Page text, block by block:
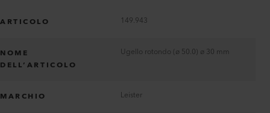
ARTICOLO 149.943
NOME
DELL’ARTICOLO
Ugello rotondo (ø 50.0) ø 30 mm
MARCHIO Leister